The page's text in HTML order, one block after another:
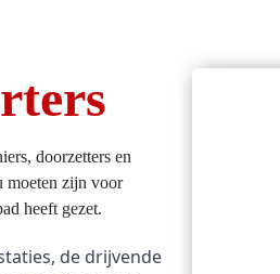
doorzetters en
moeten zijn voor
heeft gezet.
de drijvende